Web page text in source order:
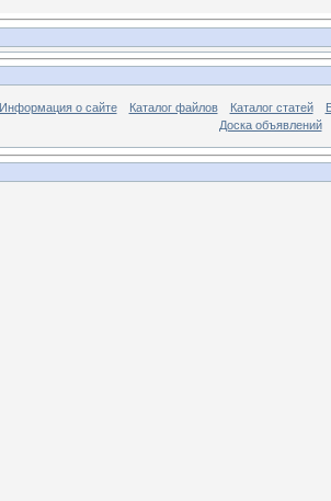
Информация о сайте Каталог файлов Каталог статей
Доска объявлений